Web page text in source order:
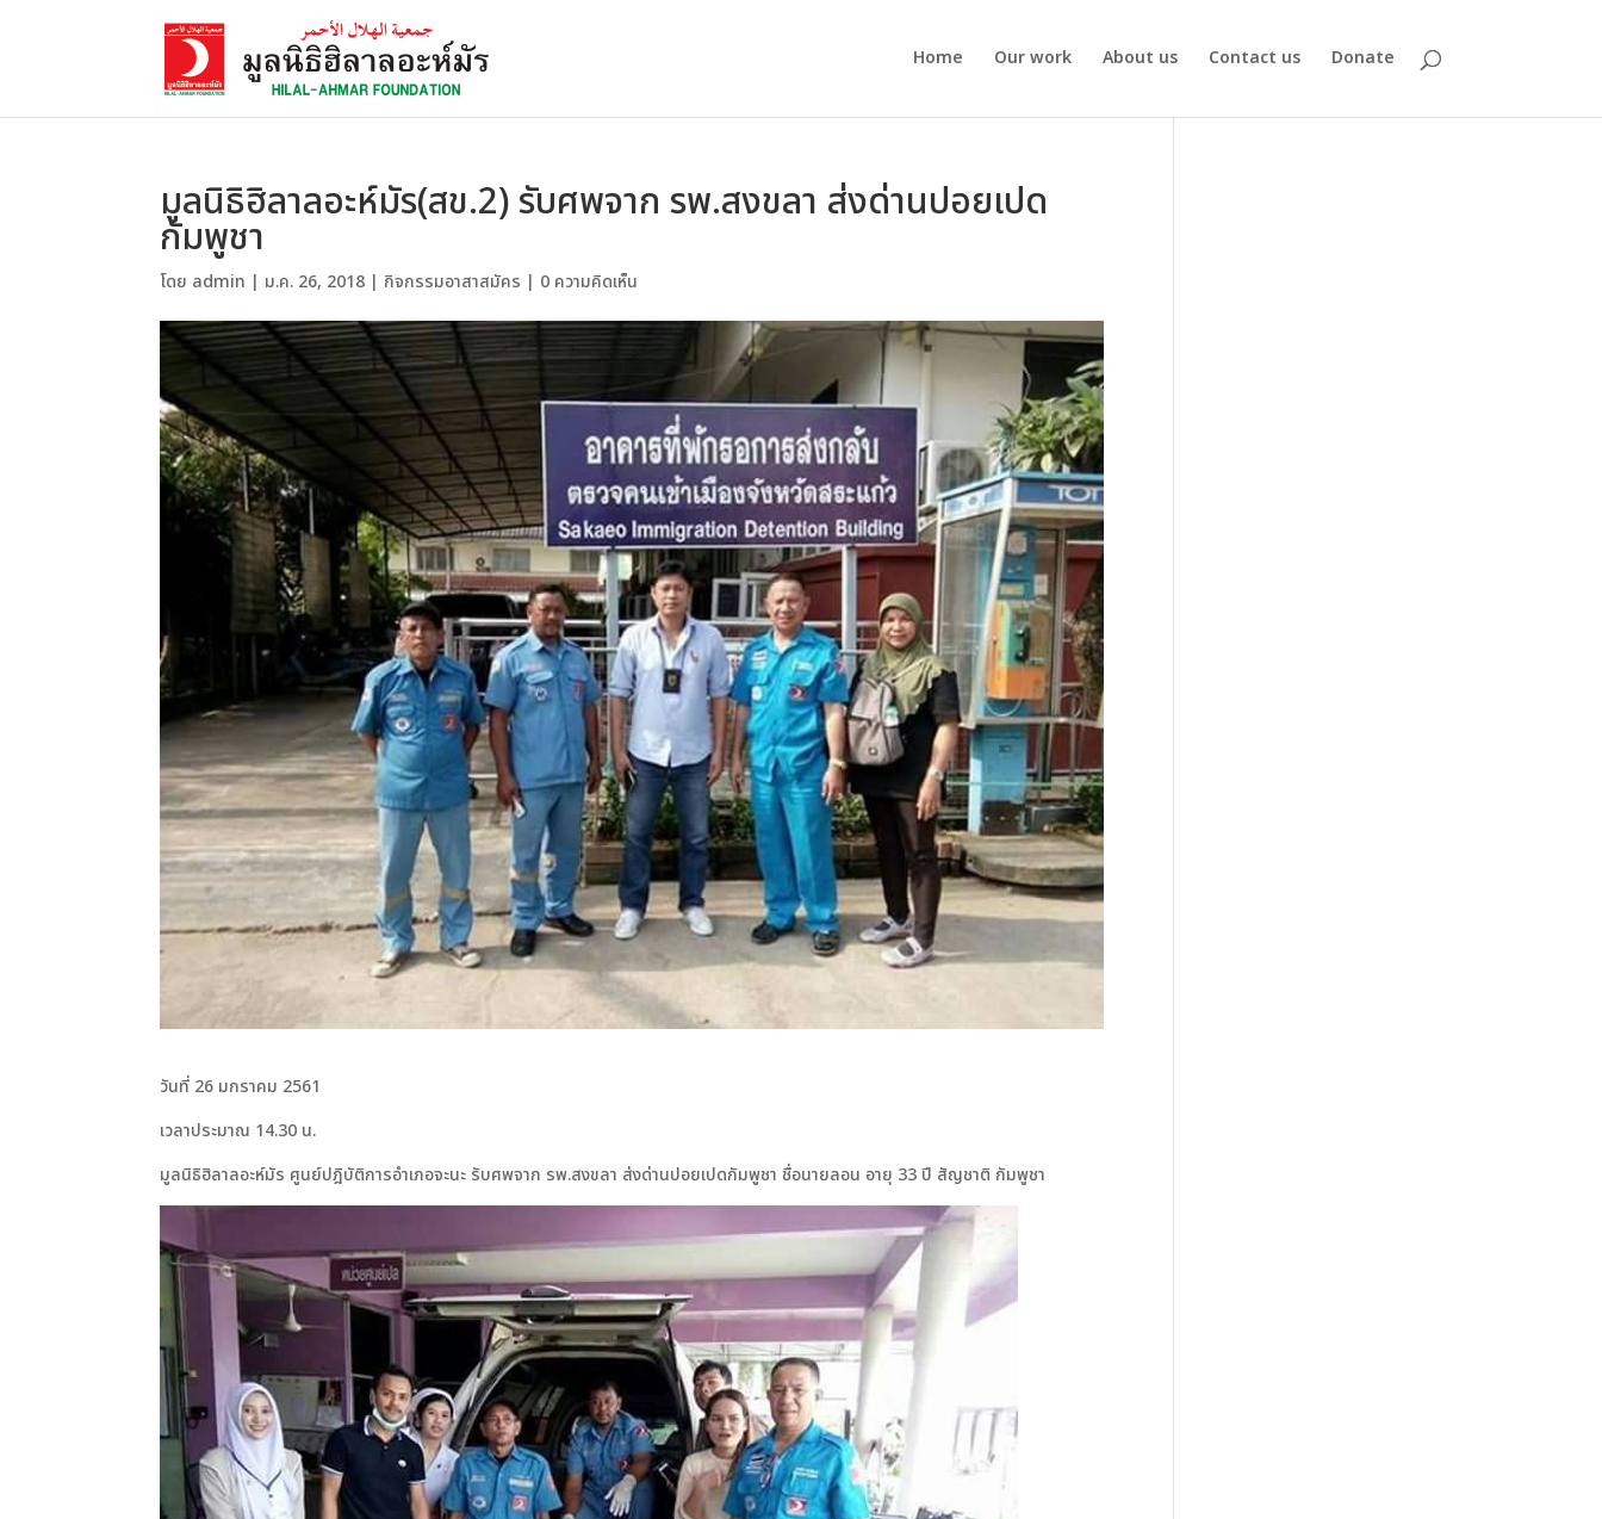
Home Our work About us Contact us Donate
มูลนิธิฮิลาลอะห์มัร(สข.2) รับศพจาก รพ.สงขลา ส่งด่านปอยเปด
กัมพูชา
โดย admin | ม.ค. 26, 2018 | กิจกรรมอาสาสมัคร | 0 ความคิดเห็น
วันที่ 26 มกราคม 2561
เวลาประมาณ 14.30 น.
มูลนิธิฮิลาลอะห์มัร ศูนย์ปฎิบัติการอำเภอจะนะ รับศพจาก รพ.สงขลา ส่งด่านปอยเปดกัมพูชา ชื่อนายลอน อายุ 33 ปี สัญชาติ กัมพูชา